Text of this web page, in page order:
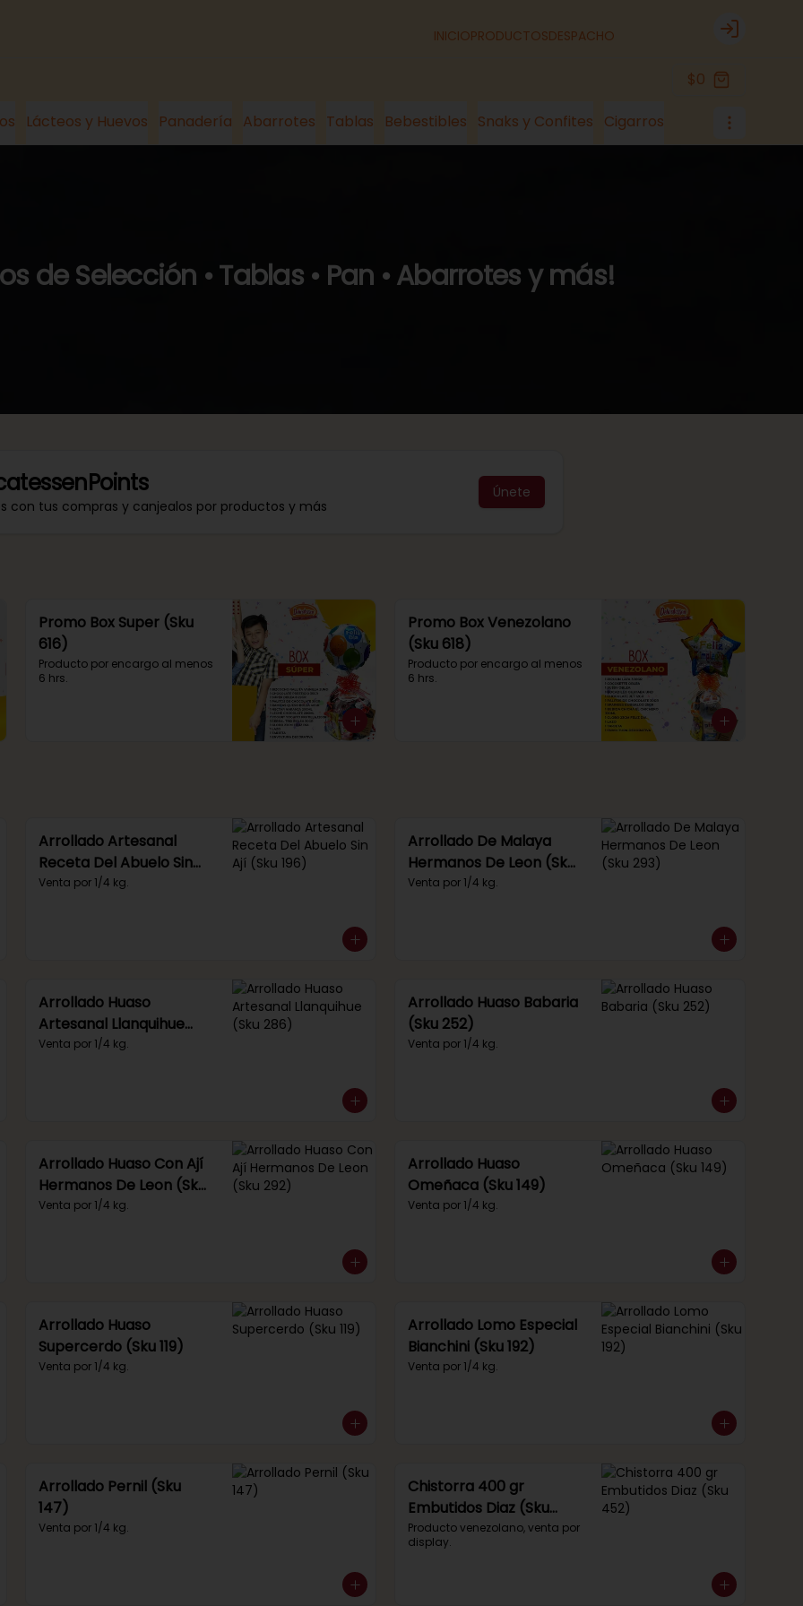
INICIOPRODUCTOSDESPACHO Login
$0
Lácteos y Huevos Panadería Abarrotes Tablas Bebestibles Snaks y Confites Cigarros
de Selección • Tablas • Pan • Abarrotes y más!
con tus compras y canjealos por productos y más
Únete
Promo Box Super (Sku
616)
Producto por encargo al menos
6 hrs.
Promo Box Venezolano
(Sku 618)
Producto por encargo al menos
6 hrs.
Arrollado Artesanal
Receta Del Abuelo Sin
Ají (Sku 196)
Venta por 1/4 kg.
Arrollado De Malaya
Hermanos De Leon (Sku
293)
Venta por 1/4 kg.
Arrollado Huaso
Artesanal Llanquihue
(Sku 286)
Venta por 1/4 kg.
Arrollado Huaso Babaria
(Sku 252)
Venta por 1/4 kg.
Arrollado Huaso Con Ají
Hermanos De Leon (Sku
292)
Venta por 1/4 kg.
Arrollado Huaso
Omeñaca (Sku 149)
Venta por 1/4 kg.
Arrollado Huaso
Supercerdo (Sku 119)
Venta por 1/4 kg.
Arrollado Lomo Especial
Bianchini (Sku 192)
Venta por 1/4 kg.
Arrollado Pernil (Sku
147)
Venta por 1/4 kg.
Chistorra 400 gr
Embutidos Diaz (Sku
452)
Producto venezolano, venta por
display.